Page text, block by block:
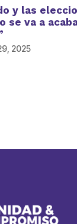
y las
se va a
2025